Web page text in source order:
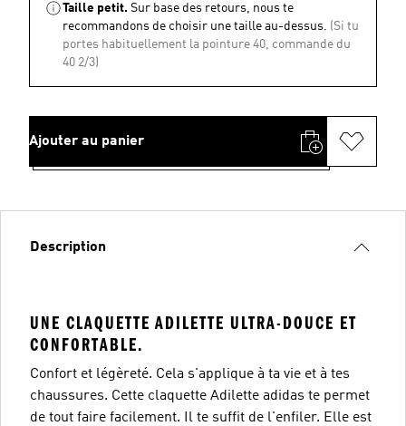
Taille petit. Sur base des retours, nous te
recommandons de choisir une taille au-dessus. (Si tu
portes habituellement la pointure 40, commande du
40 2/3)
Ajouter au panier
Description
UNE CLAQUETTE ADILETTE ULTRA-DOUCE ET
CONFORTABLE.
Confort et légèreté. Cela s'applique à ta vie et à tes
chaussures. Cette claquette Adilette adidas te permet
de tout faire facilement. Il te suffit de l'enfiler. Elle est